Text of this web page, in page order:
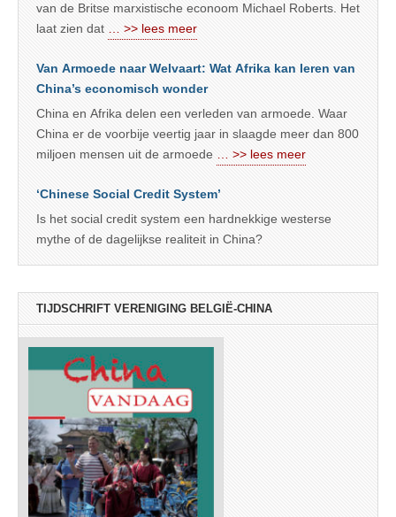
van de Britse marxistische econoom Michael Roberts. Het
laat zien dat … >> lees meer
Van Armoede naar Welvaart: Wat Afrika kan leren van
China’s economisch wonder
China en Afrika delen een verleden van armoede. Waar
China er de voorbije veertig jaar in slaagde meer dan 800
miljoen mensen uit de armoede … >> lees meer
‘Chinese Social Credit System’
Is het social credit system een hardnekkige westerse
mythe of de dagelijkse realiteit in China?
TIJDSCHRIFT VERENIGING BELGIË-CHINA